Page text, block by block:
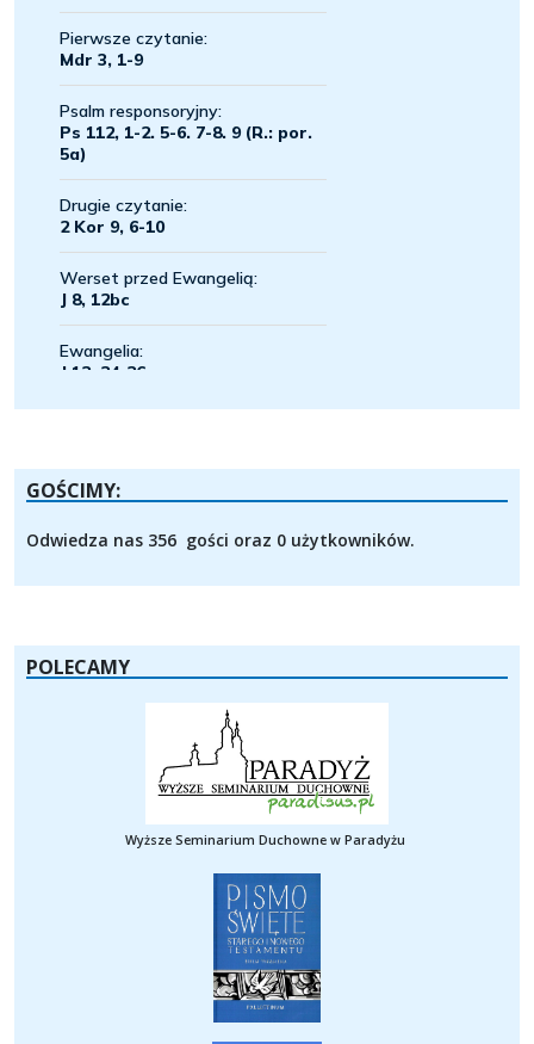
GOŚCIMY:
Odwiedza nas 356 gości oraz 0 użytkowników.
POLECAMY
Wyższe Seminarium Duchowne w Paradyżu